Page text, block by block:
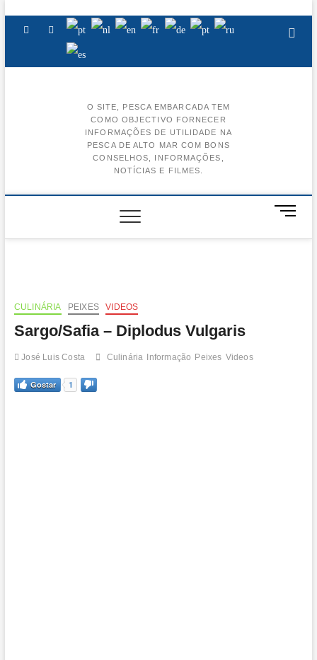
content
FacebookInstagramYoutube
O SITE, PESCA EMBARCADA TEM
COMO OBJECTIVO FORNECER
INFORMAÇÕES DE UTILIDADE NA
PESCA DE ALTO MAR COM BONS
CONSELHOS, INFORMAÇÕES,
NOTÍCIAS E FILMES.
M
n
CULINÁRIA PEIXES VIDEOS
Sargo/Safia – Diplodus Vulgaris
José Luis Costa Culinária Informação Peixes Videos
Gostar 1